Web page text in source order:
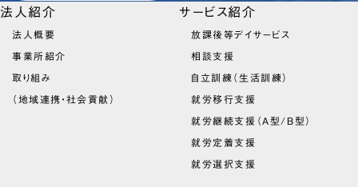
法人紹介
法人概要
事業所紹介
取り組み
（地域連携・社会貢献）
サービス紹介
放課後等デイサービス
相談支援
自立訓練（生活訓練）
就労移行支援
就労継続支援（A型/B型）
就労定着支援
就労選択支援